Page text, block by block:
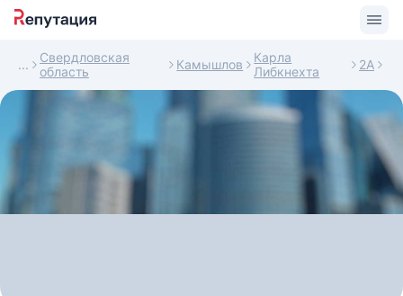
Свердловская
область
Камышлов
Карла
Либкнехта
2А